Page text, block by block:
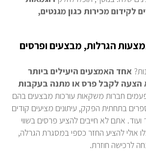
לקידום מכירות כגון מגנטים,
הגרלות, מבצעים ופרסים
אחד האמצעים היעילים ביותר
הצעה לקבל פרס או מתנה בעקבות
חברות משקאות עורכות מבצעים בהם
בתחתית הפקק, עיתונים מציעים קודים
ועוד. אתם לא חייבים להציע פרסים בשווי
אולי להציע החזר כספי במסגרת הגרלה,
לרכישה חוזרת.